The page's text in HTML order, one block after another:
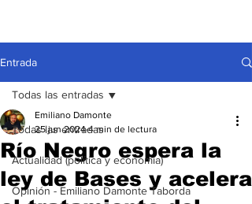
Entrada
Todas las entradas
Actualidad (política y economía)
Opinión - Emiliano Damonte Taborda
Todas las entradas
Río Negro espera la
ley de Bases y acelera
Emiliano Damonte
25 jun 2024 4 min de lectura